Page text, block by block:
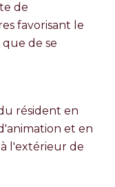
de
favorisant le
de se
résident en
et en
l'extérieur de